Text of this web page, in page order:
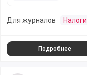
Для журналов Налоги
Подробнее